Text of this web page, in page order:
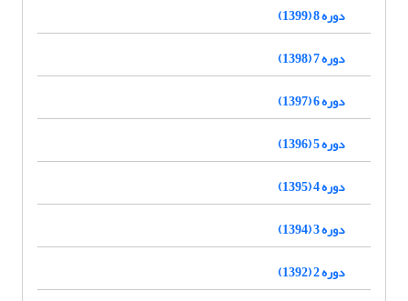
دوره 8 (1399)
دوره 7 (1398)
دوره 6 (1397)
دوره 5 (1396)
دوره 4 (1395)
دوره 3 (1394)
دوره 2 (1392)